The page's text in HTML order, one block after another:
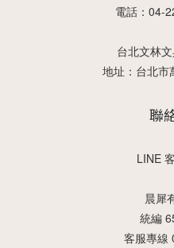
電話：04-
台北文林文
地址：台北市
聯
LINE
晨犀
統編
客服專線